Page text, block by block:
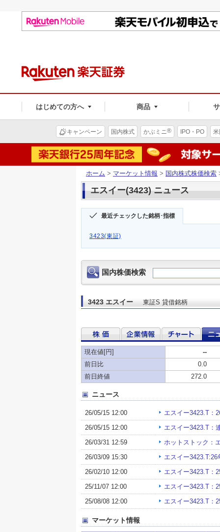
はじめての方へ 商品
キャンペーン 国内株式 かぶミニ® IPO・PO
ホーム > マーケット情報 > 国内株式株価検索
エスイー(3423) ニュース
最近チェックした銘柄･指標
3423(東証)